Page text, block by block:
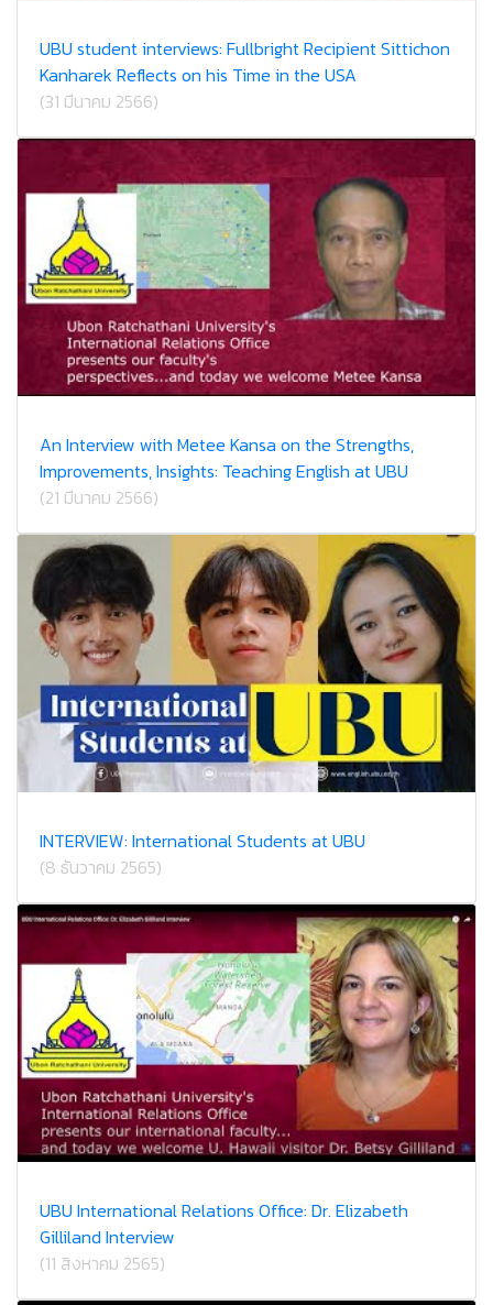
UBU student interviews: Fullbright Recipient Sittichon
Kanharek Reflects on his Time in the USA
(31 มีนาคม 2566)
An Interview with Metee Kansa on the Strengths,
Improvements, Insights: Teaching English at UBU
(21 มีนาคม 2566)
INTERVIEW: International Students at UBU
(8 ธันวาคม 2565)
UBU International Relations Office: Dr. Elizabeth
Gilliland Interview
(11 สิงหาคม 2565)